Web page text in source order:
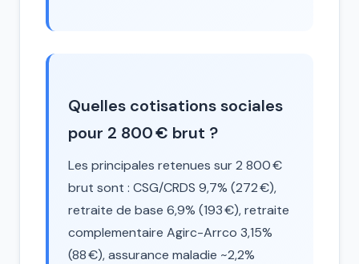
Quelles cotisations sociales
pour 2 800 € brut ?
Les principales retenues sur 2 800 €
brut sont : CSG/CRDS 9,7% (272 €),
retraite de base 6,9% (193 €), retraite
complementaire Agirc-Arrco 3,15%
(88 €), assurance maladie ~2,2%